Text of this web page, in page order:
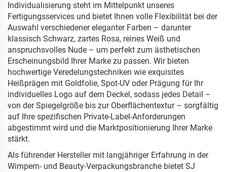
Individualisierung steht im Mittelpunkt unseres
Fertigungsservices und bietet Ihnen volle Flexibilität bei der
Auswahl verschiedener eleganter Farben – darunter
klassisch Schwarz, zartes Rosa, reines Weiß und
anspruchsvolles Nude – um perfekt zum ästhetischen
Erscheinungsbild Ihrer Marke zu passen. Wir bieten
hochwertige Veredelungstechniken wie exquisites
Heißprägen mit Goldfolie, Spot-UV oder Prägung für Ihr
individuelles Logo auf dem Deckel, sodass jedes Detail –
von der Spiegelgröße bis zur Oberflächentextur – sorgfältig
auf Ihre spezifischen Private-Label-Anforderungen
abgestimmt wird und die Marktpositionierung Ihrer Marke
stärkt.
Als führender Hersteller mit langjähriger Erfahrung in der
Wimpern- und Beauty-Verpackungsbranche bietet SJ